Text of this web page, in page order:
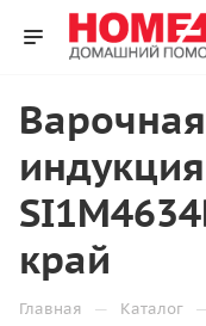
индукция
край
Главная — Каталог —